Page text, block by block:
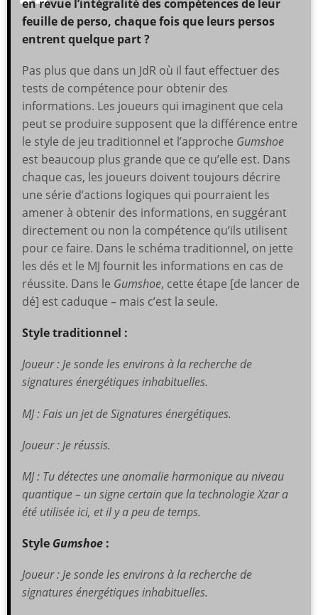
en revue l’intégralité des compétences de leur
feuille de perso, chaque fois que leurs persos
entrent quelque part ?
Pas plus que dans un JdR où il faut effectuer des
tests de compétence pour obtenir des
informations. Les joueurs qui imaginent que cela
peut se produire supposent que la différence entre
le style de jeu traditionnel et l’approche Gumshoe
est beaucoup plus grande que ce qu’elle est. Dans
chaque cas, les joueurs doivent toujours décrire
une série d’actions logiques qui pourraient les
amener à obtenir des informations, en suggérant
directement ou non la compétence qu’ils utilisent
pour ce faire. Dans le schéma traditionnel, on jette
les dés et le MJ fournit les informations en cas de
réussite. Dans le Gumshoe, cette étape [de lancer de
dé] est caduque – mais c’est la seule.
Style traditionnel :
Joueur : Je sonde les environs à la recherche de
signatures énergétiques inhabituelles.
MJ : Fais un jet de Signatures énergétiques.
Joueur : Je réussis.
MJ : Tu détectes une anomalie harmonique au niveau
quantique – un signe certain que la technologie Xzar a
été utilisée ici, et il y a peu de temps.
Style Gumshoe :
Joueur : Je sonde les environs à la recherche de
signatures énergétiques inhabituelles.